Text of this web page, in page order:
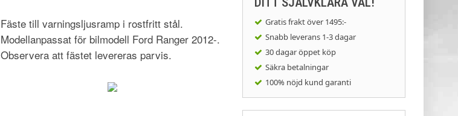
Fäste till varningsljusramp i rostfritt stål.
Modellanpassat för bilmodell Ford Ranger 2012-.
Observera att fästet levereras parvis.
Gratis fraktöver 1495:-
Snabb leverans1-3 dagar
30 dagaröppet köp
Säkrabetalningar
100% nöjd kund garanti